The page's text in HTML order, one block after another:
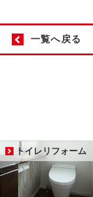
一覧へ戻る
トイレリフォーム